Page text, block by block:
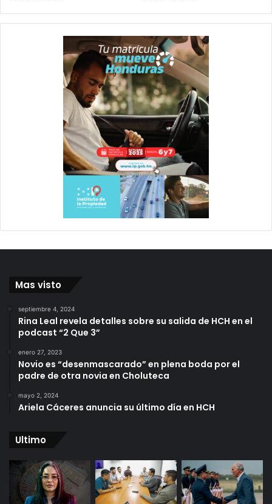
Mas visto
septiembre 4, 2024
Rina Leal revela detalles sobre su salida de HCH en el
podcast “2 Que 3”
enero 27, 2023
Novio es “desenmascarado” en plena boda por el
padre de otra novia en Choluteca
mayo 2, 2024
Ariela Cáceres anuncia su último día en HCH
Ultimo